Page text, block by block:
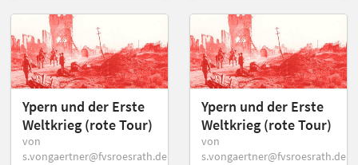
Ypern und der Erste
Weltkrieg (rote Tour)
von
s.vongaertner@fvsroesrath.de
Ypern und der Erste
Weltkrieg (rote Tour)
von
s.vongaertner@fvsroesrath.de